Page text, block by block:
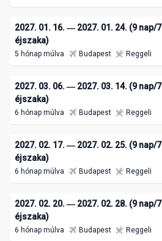
2027. 01. 16. ― 2027. 01. 24. (9 nap/7
éjszaka)
5 hónap múlva Budapest Reggeli
2027. 03. 06. ― 2027. 03. 14. (9 nap/7
éjszaka)
6 hónap múlva Budapest Reggeli
2027. 02. 17. ― 2027. 02. 25. (9 nap/7
éjszaka)
6 hónap múlva Budapest Reggeli
2027. 02. 20. ― 2027. 02. 28. (9 nap/7
éjszaka)
6 hónap múlva Budapest Reggeli